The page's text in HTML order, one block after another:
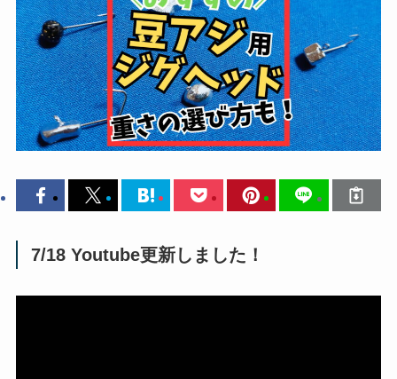
7/18 Youtube更新しました！